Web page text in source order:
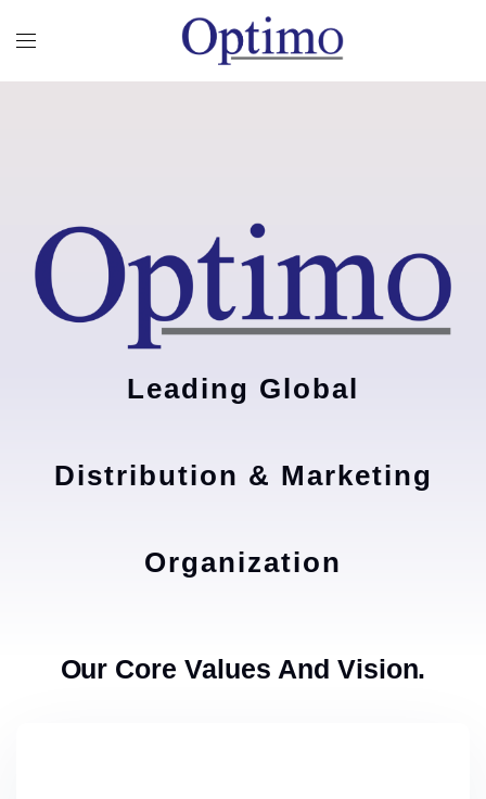
Leading Global
Distribution & Marketing
Organization
Our Core Values And Vision.